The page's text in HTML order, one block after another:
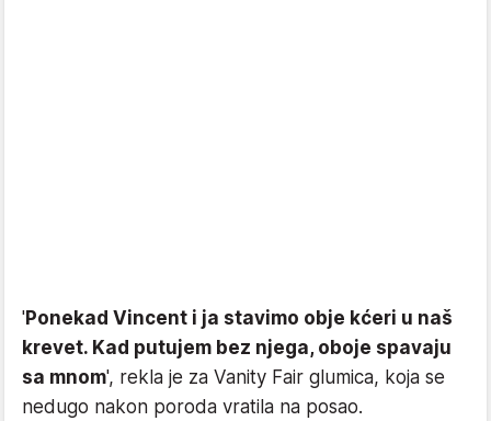
'Ponekad Vincent i ja stavimo obje kćeri u naš
krevet. Kad putujem bez njega, oboje spavaju
sa mnom', rekla je za Vanity Fair glumica, koja se
nedugo nakon poroda vratila na posao.